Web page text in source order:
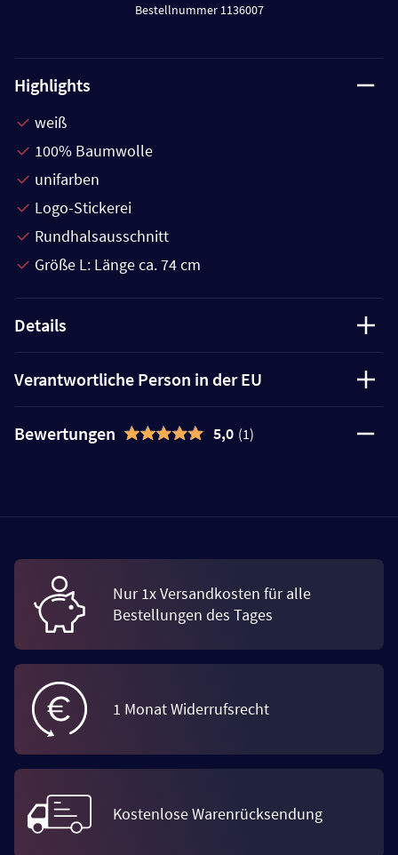
Bestellnummer 1136007
Highlights
weiß
100% Baumwolle
unifarben
Logo-Stickerei
Rundhalsausschnitt
Größe L: Länge ca. 74 cm
Details
Verantwortliche Person in der EU
Bewertungen 5,0 (1)
Nur 1x Versandkosten für alle
Bestellungen des Tages
1 Monat Widerrufsrecht
Kostenlose Warenrücksendung